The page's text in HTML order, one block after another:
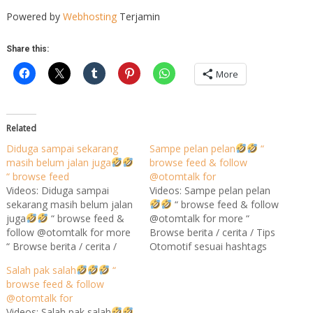
Powered by WebhostingTerjamin
Share this:
More
Related
Diduga sampai sekarang
masih belum jalan juga
“ browse feed
Videos: Diduga sampai
sekarang masih belum jalan
juga
“ browse feed &
follow @otomtalk for more
“ Browse berita / cerita /
hashtags >> otomtalk lucu
motor Silakan cek berita dan
update terbaru di menu
Sampe pelan pelan
“
browse feed & follow
@otomtalk for
Videos: Sampe pelan pelan
“ browse feed & follow
@otomtalk for more “
Browse berita / cerita / Tips
Otomotif sesuai hashtags
Salah pak salah
“
browse feed & follow
@otomtalk for